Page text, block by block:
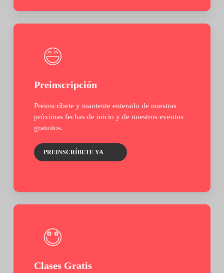
Preinscripción
Preinscríbete y mantente enterado de nuestras
próximas fechas de inicio y de nuestros eventos
gratuitos.
PREINSCRÍBETE YA
Clases Gratis